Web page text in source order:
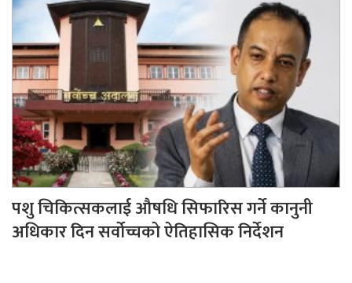
पशु चिकित्सकलाई औषधि सिफारिस गर्ने कानुनी
अधिकार दिन सर्वोच्चको ऐतिहासिक निर्देशन